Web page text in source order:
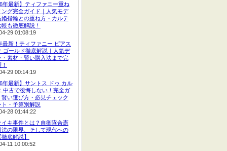
年最新】ティファニー重ね
ング完全ガイド｜人気モデ
婚指輪との重ね方・カルテ
較も徹底解説！
29 01:08:19
最新！ティファニー ピアス
ゴールド徹底解説｜人気デ
・素材・賢い購入法まで完
29 00:14:19
年最新】サントス ドゥ カル
中古で後悔しない！完全ガ
賢い選び方・必見チェック
ト・予算別解説
28 01:44:22
イキ事件とは？自衛隊合憲
法の限界、そして現代への
底解説】
11 10:00:52